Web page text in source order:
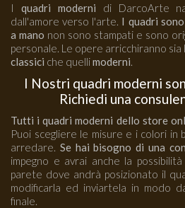
I quadri moderni di DarcoArte
dall'amore verso l'arte. I quadri
a mano non sono stampati e sono
personale. Le opere arricchiranno sia
classici che quellimoderni.
I Nostri quadri moderni
Richiedi una
Tutti i quadri moderni dello store
Puoi scegliere le misure e i colori in
arredare. Se hai bisogno di una
impegno e avrai anche la
parete dove andrà posizionato il
modificarla ed inviartela in modo
finale.